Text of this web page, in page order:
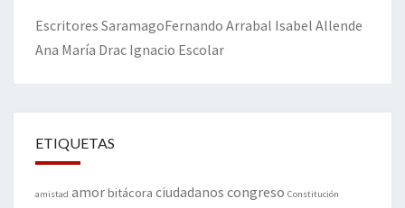
Escritores SaramagoFernando Arrabal Isabel Allende
Ana María Drac Ignacio Escolar
ETIQUETAS
amistad amorbitácora ciudadanos congreso Constitución